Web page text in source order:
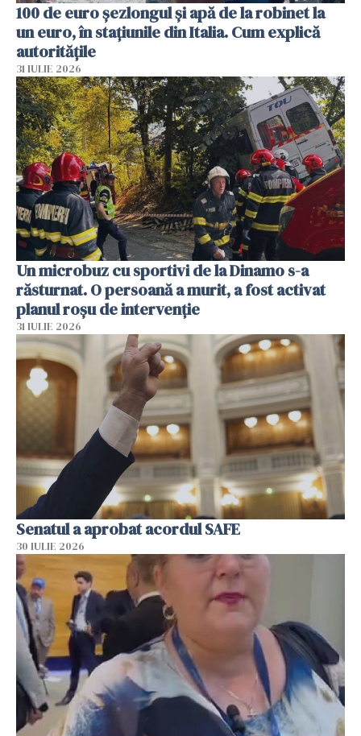
100 de euro șezlongul și apă de la robinet la
un euro, în stațiunile din Italia. Cum explică
autoritățile
31 IULIE 2026
Un microbuz cu sportivi de la Dinamo s-a
răsturnat. O persoană a murit, a fost activat
planul roșu de intervenție
31 IULIE 2026
Senatul a aprobat acordul SAFE
30 IULIE 2026